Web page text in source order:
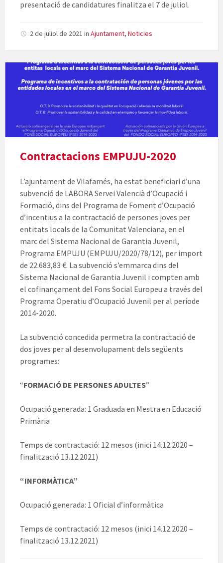
presentació de candidatures finalitza el 7 de juliol.
2 de juliol de 2021 in Ajuntament, Noticies
Contractacions EMPUJU-2020
L’ajuntament de Vilafamés, ha estat beneficiari d’una
subvenció de LABORA Servei Valencià d’Ocupació i
Formació, dins del Programa de Foment d’Ocupació
d’incentius a la contractació de persones joves per
entitats locals de la Comunitat Valenciana, en el
marc del Sistema Nacional de Garantia Juvenil,
Programa EMPUJU (EMPUJU/2020/78/12), per import
de 22.683,83 €. La subvenció s’emmarca dins del
Sistema Nacional de Garantia Juvenil i compten amb
el cofinançament del Fons Social Europeu a través del
Programa Operatiu d’Ocupació Juvenil per al període
2014-2020.
La subvenció concedida permetra la contractació de
dos joves per al desenvolupament dels següents
programes:
“FORMACIÓ DE PERSONES ADULTES”
Ocupació generada: 1 Graduada en Mestra en Educació
Primària
Temps de contractació: 12 mesos (inici 14.12.2020 –
finalització 13.12.2021)
“INFORMÀTICA”
Ocupació generada: 1 Oficial d’informàtica
Temps de contractació: 12 mesos (inici 14.12.2020 –
finalització 13.12.2021)